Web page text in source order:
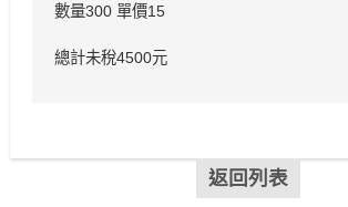
數量300 單價15
總計未稅4500元
返回列表